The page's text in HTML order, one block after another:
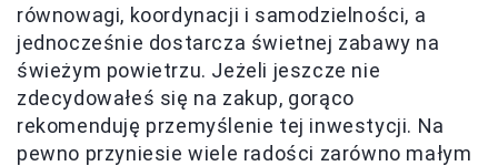
równowagi, koordynacji i samodzielności, a
jednocześnie dostarcza świetnej zabawy na
świeżym powietrzu. Jeżeli jeszcze nie
zdecydowałeś się na zakup, gorąco
rekomenduję przemyślenie tej inwestycji. Na
pewno przyniesie wiele radości zarówno małym